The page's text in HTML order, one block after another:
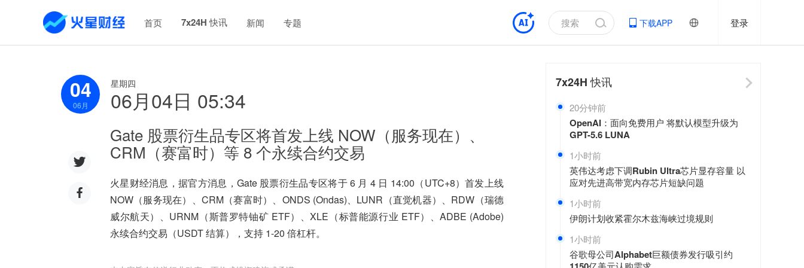
首页 7x24H 快讯 新闻 专题 下载APP 登录
04
06月
星期四
06月04日 05:34
Gate 股票衍生品专区将首发上线 NOW（服务现在）、
CRM（赛富时）等 8 个永续合约交易
火星财经消息，据官方消息，Gate 股票衍生品专区将于 6 月 4 日 14:00（UTC+8）首发上线
NOW（服务现在）、CRM（赛富时）、ONDS (Ondas)、LUNR（直觉机器）、RDW（瑞德
威尔航天）、URNM（斯普罗特铀矿 ETF）、XLE（标普能源行业 ETF）、ADBE (Adobe)
永续合约交易（USDT 结算），支持 1-20 倍杠杆。
7x24H快讯
20分钟前
OpenAI：面向免费用户 将默认模型升级为
GPT-5.6 LUNA
1小时前
英伟达考虑下调Rubin Ultra芯片显存容量 以
应对先进高带宽内存芯片短缺问题
1小时前
伊朗计划收紧霍尔木兹海峡过境规则
1小时前
谷歌母公司Alphabet巨额债券发行吸引约